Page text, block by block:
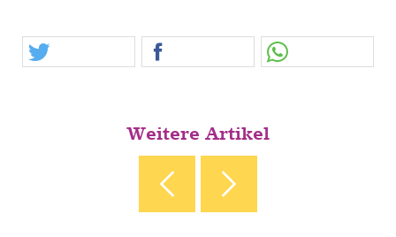
Weitere Artikel
‹ DAS WAR OSTERN AM TABORBASTEL-TIPP FÜR
OSTERN ›